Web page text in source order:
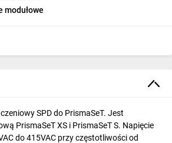
modułowe
SPD do PrismaSeT. Jest
PrismaSeT XS i PrismaSeT S. Napięcie
do 415VAC przy częstotliwości od